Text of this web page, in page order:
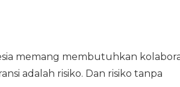
memang membutuhkan
adalah risiko. Dan risiko tanpa